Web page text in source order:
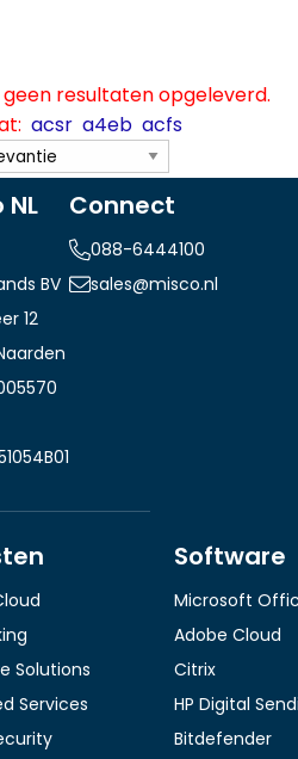
- "
resultaten opgeleverd.
acsr a4eb acfs
NL
BV
12
Connect
088-6444100
sales@misco.nl
Solutions
Services
Software
Microsoft
Adobe Cloud
Citrix
HP Digital
Bitdefender